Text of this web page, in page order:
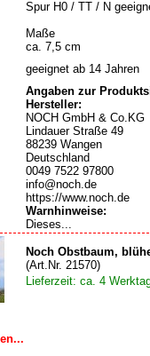
Spur H0 / TT / N
Maße
ca. 7,5 cm
geeignet ab 14 Jahren
Angaben zur
Hersteller:
NOCH GmbH & Co.KG
Lindauer Straße 49
88239 Wangen
Deutschland
0049 7522 97800
info@noch.de
https://www.noch.de
Warnhinweise:
Dieses...
Noch Obstbaum,
(Art.Nr. 21570)
Lieferzeit: ca. 4